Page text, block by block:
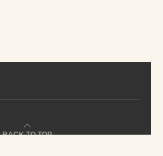
BACK TO TOP